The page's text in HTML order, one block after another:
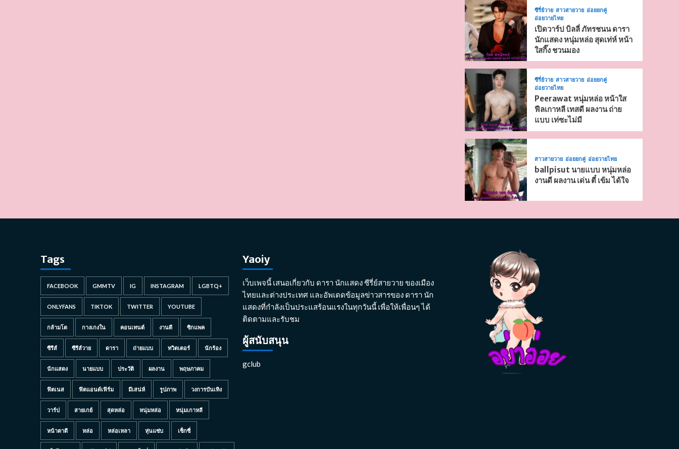
ซีรี่ย์วาย สาวสายวาย อ่อยยกคู่
อ่อยวายไทย
เปิดวาร์ป บิลลี่ ภัทรชนน ดารา
นักแสดง หนุ่มหล่อ สุดเท่ห์ หน้า
ใสกิ๊ง ชวนมอง
ซีรี่ย์วาย สาวสายวาย อ่อยยกคู่
อ่อยวายไทย
Peerawat หนุ่มหล่อ หน้าใส
ฟีลเกาหลี เทสดี ผลงาน ถ่าย
แบบ เท่ซะไม่มี
สาวสายวาย อ่อยยกคู่ อ่อยวายไทย
ballpisut นายแบบ หนุ่มหล่อ
งานดี ผลงาน เด่น ตี๋ เข้ม ได้ใจ
Tags
FACEBOOK GMMTV IG INSTAGRAM LGBTQ+
ONLYFANS TIKTOK TWITTER YOUTUBE
กล้ามโต กางเกงใน คอนเทนต์ งานดี ซิกแพค
ซีรีส์ ซีรีส์วาย ดารา ถ่ายแบบ ทวิตเตอร์ นักร้อง
นักแสดง นายแบบ ประวัติ ผลงาน พฤษภาคม
ฟิตเนส ฟิตแอนด์เฟิร์ม มีเสน่ห์ รูปภาพ วงการบันเทิง
วาร์ป สายเกย์ สุดหล่อ หนุ่มหล่อ หนุ่มเกาหลี
หน้าตาดี หล่อ หล่อเหลา หุ่นแซ่บ เซ็กซี่
Yaoiy
เว็บเพจนี้ เสนอเกี่ยวกับ ดารา นักแสดง ซีรี่ย์สายวาย ของเมือง
ไทยและต่างประเทศ และอัพเดดข้อมูลข่าวสารของ ดารา นัก
แสดงที่กำลังเป็นประแสร้อนแรงในทุกวันนี้ เพื่อให้เพื่อนๆ ได้
ติดตามและรับชม
ผู้สนับสนุน
gclub